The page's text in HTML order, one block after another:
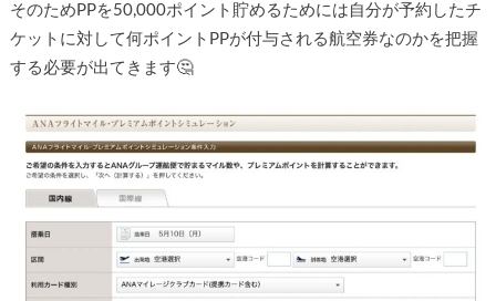
そのためPPを50,000ポイント貯めるためには自分が予約したチ
ケットに対して何ポイントPPが付与される航空券なのかを把握
する必要が出てきます🤔